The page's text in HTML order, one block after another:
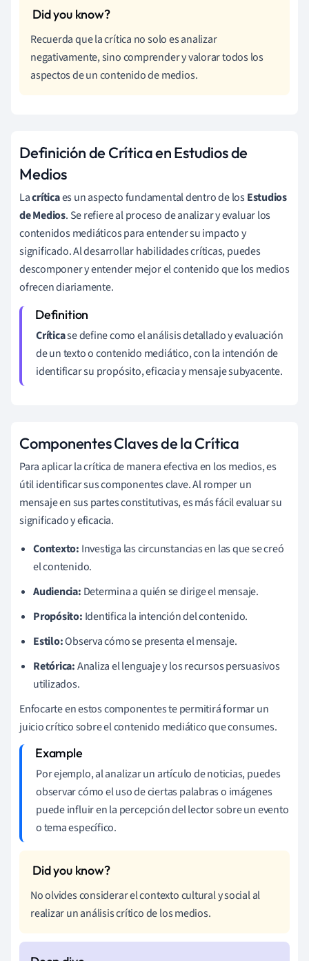
Recuerda que la crítica no solo es analizar
negativamente, sino comprender y valorar todos los
aspectos de un contenido de medios.
Definición de Crítica en Estudios de
Medios
Lacríticaes un aspecto fundamental dentro de losEstudios
de Medios. Se refiere al proceso de analizar y evaluar los
contenidos mediáticos para entender su impacto y
significado. Al desarrollar habilidades críticas, puedes
descomponer y entender mejor el contenido que los medios
ofrecen diariamente.
Críticase define como el análisis detallado y evaluación
de un texto o contenido mediático, con la intención de
identificar su propósito, eficacia y mensaje subyacente.
Componentes Claves de la Crítica
Para aplicar la crítica de manera efectiva en los medios, es
útil identificar sus componentes clave. Al romper un
mensaje en sus partes constitutivas, es más fácil evaluar su
significado y eficacia.
Contexto: Investiga las circunstancias en las que se creó
el contenido.
Audiencia: Determina a quién se dirige el mensaje.
Propósito: Identifica la intención del contenido.
Estilo:Observa cómo se presenta el mensaje.
Retórica:Analiza el lenguaje y los recursos persuasivos
utilizados.
Enfocarte en estos componentes te permitirá formar un
juicio crítico sobre el contenido mediático que consumes.
Por ejemplo, al analizar un artículo de noticias, puedes
observar cómo el uso de ciertas palabras o imágenes
puede influir en la percepción del lector sobre un evento
o tema específico.
No olvides considerar el contexto cultural y social al
realizar un análisis crítico de los medios.